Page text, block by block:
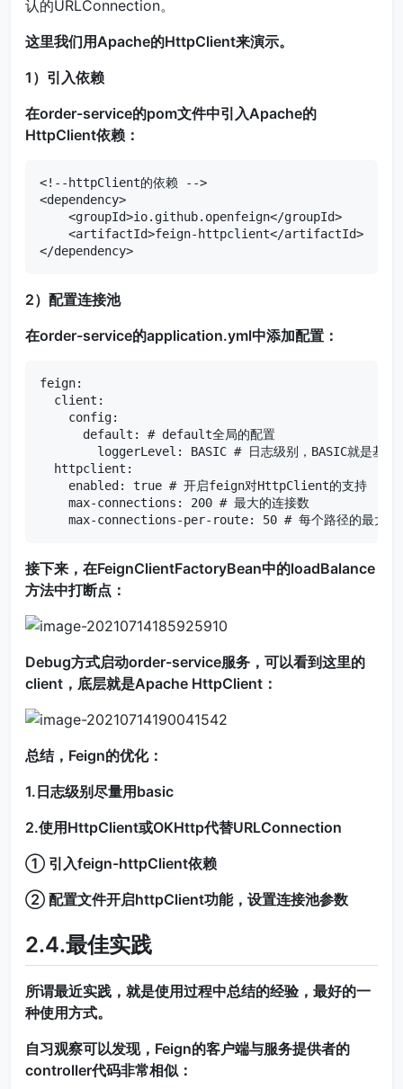
认的URLConnection。
这里我们用Apache的HttpClient来演示。
1）引入依赖
在order-service的pom文件中引入Apache的
HttpClient依赖：
<!--httpClient的依赖 -->
<dependency>
    <groupId>io.github.openfeign</groupId>
    <artifactId>feign-httpclient</artifactId>
</dependency>
2）配置连接池
在order-service的application.yml中添加配置：
feign:
  client:
    config:
      default: # default全局的配置
loggerLevel: BASIC # 日志级别，BASIC就是基本
  httpclient:
    enabled: true # 开启feign对HttpClient的支持
    max-connections: 200 # 最大的连接数
max-connections-per-route: 50 # 每个路径的最大连
接下来，在FeignClientFactoryBean中的loadBalance
方法中打断点：
Debug方式启动order-service服务，可以看到这里的
client，底层就是Apache HttpClient：
总结，Feign的优化：
1.日志级别尽量用basic
2.使用HttpClient或OKHttp代替URLConnection
① 引入feign-httpClient依赖
② 配置文件开启httpClient功能，设置连接池参数
2.4.最佳实践
所谓最近实践，就是使用过程中总结的经验，最好的一
种使用方式。
自习观察可以发现，Feign的客户端与服务提供者的
controller代码非常相似：